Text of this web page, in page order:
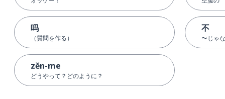
吗
（質問を作る）
zěn-me
どうやって？どのように？
不
〜じゃ